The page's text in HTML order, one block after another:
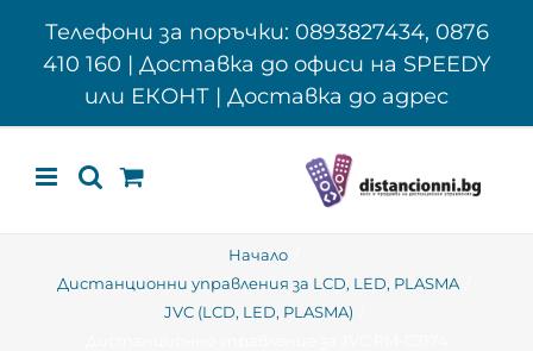
Телефони за поръчки: 0893827434, 0876
410 160 | Доставка до офиси на SPEEDY
или ЕКОНТ | Доставка до адрес
Начало
Дистанционни управления за LCD, LED, PLASMA
JVC (LCD, LED, PLASMA)